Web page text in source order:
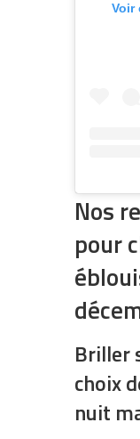
Voir
Nos
pour
Briller
choix
nuit